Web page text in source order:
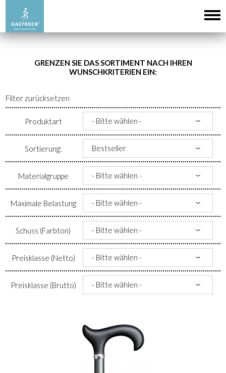
GRENZEN SIE DAS SORTIMENT NACH IHREN
WUNSCHKRITERIEN EIN:
Filter zurücksetzen
Produktart
Sortierung:
Materialgruppe
Maximale Belastung
Schuss (Farbton)
Preisklasse (Netto)
Preisklasse (Brutto)